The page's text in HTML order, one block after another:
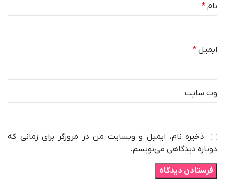
نام *
ایمیل *
وب‌ سایت
ذخیره نام، ایمیل و وبسایت من در مرورگر برای زمانی که
دوباره دیدگاهی می‌نویسم.